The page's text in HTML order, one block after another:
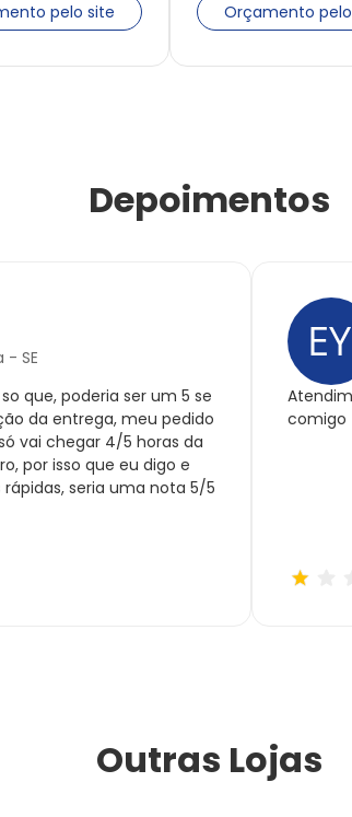
pelo site
Orçamento
Depoimentos
- SE
que, poderia ser um 5 se
da entrega, meu pedido
vai chegar 4/5 horas da
por isso que eu digo e
seria uma nota 5/5
comigo
Outras Lojas